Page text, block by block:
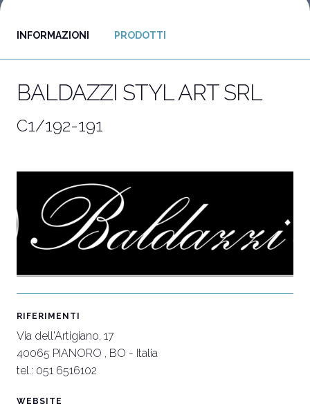
Vuoi partecipare?
Biglietti e info utili
SCOPRI DI PIÙ
INFORMAZIONI PRODOTTI
BALDAZZI STYL ART SRL
C1/192-191
RIFERIMENTI
Via dell'Artigiano, 17
40065 PIANORO , BO - Italia
tel.: 051 6516102
WEBSITE